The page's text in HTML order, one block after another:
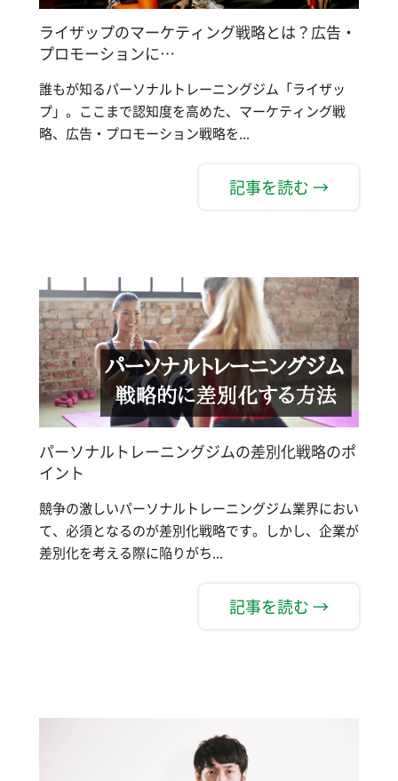
ライザップのマーケティング戦略とは？広告・
プロモーションに…
誰もが知るパーソナルトレーニングジム「ライザッ
プ」。ここまで認知度を高めた、マーケティング戦
略、広告・プロモーション戦略を...
記事を読む →
パーソナルトレーニングジムの差別化戦略のポ
イント
競争の激しいパーソナルトレーニングジム業界におい
て、必須となるのが差別化戦略です。しかし、企業が
差別化を考える際に陥りがち...
記事を読む →